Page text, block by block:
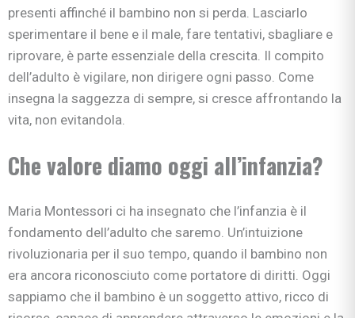
presenti affinché il bambino non si perda. Lasciarlo
sperimentare il bene e il male, fare tentativi, sbagliare e
riprovare, è parte essenziale della crescita. Il compito
dell’adulto è vigilare, non dirigere ogni passo. Come
insegna la saggezza di sempre, si cresce affrontando la
vita, non evitandola.
Che valore diamo oggi all’infanzia?
Maria Montessori ci ha insegnato che l’infanzia è il
fondamento dell’adulto che saremo. Un’intuizione
rivoluzionaria per il suo tempo, quando il bambino non
era ancora riconosciuto come portatore di diritti. Oggi
sappiamo che il bambino è un soggetto attivo, ricco di